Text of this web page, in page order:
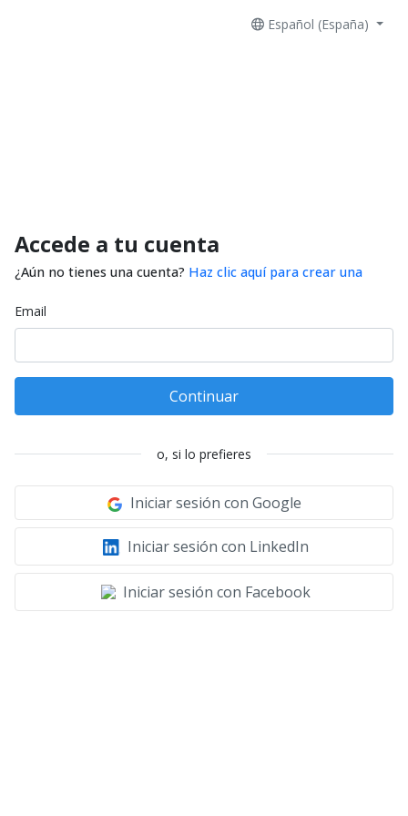
Español (España)
Accede a tu cuenta
¿Aún no tienes una cuenta? Haz clic aquí para crear una
Email
Continuar
o, si lo prefieres
Iniciar sesión con Google
Iniciar sesión con LinkedIn
Iniciar sesión con Facebook